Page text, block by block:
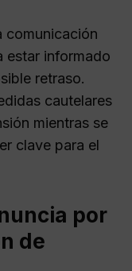
comunicación
estar informado
retraso.
cautelares
mientras se
clave para el
por
de